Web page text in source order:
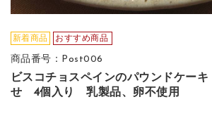
新着商品
商品番号：Post006
ビスコチョスペインのパウンドケー
せ 4個入り 乳製品、卵不使用